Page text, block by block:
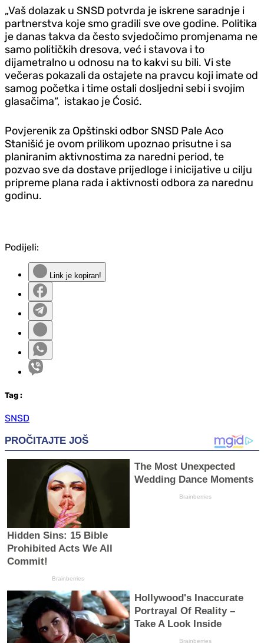
„Vaš dolazak u SNSD potvrda je iskrene saradnje i
partnerstva koje smo gradili sve ove godine. Politika
je danas takva da često svjedočimo promjenama ne
samo političkih dresova, već i stavova i to
dijametralno u odnosu na to kakvi su bili. Vi ste
večeras pokazali da ostajete na pravcu koji imate od
samog početka i time ostali dosljedni sebi i svojim
glasačima“, istakao je Ćosić.
Povjerenik za Opštinski odbor SNSD Pale Aco
Stanišić je ovom prilikom upoznao prisutne i sa
planiranim aktivnostima za naredni period, te
pozvao sve da dostave prijedloge i inicijative u cilju
pripreme plana rada i aktivnosti odbora za narednu
godinu.
Podijeli:
Link je kopiran!
Tag :
SNSD